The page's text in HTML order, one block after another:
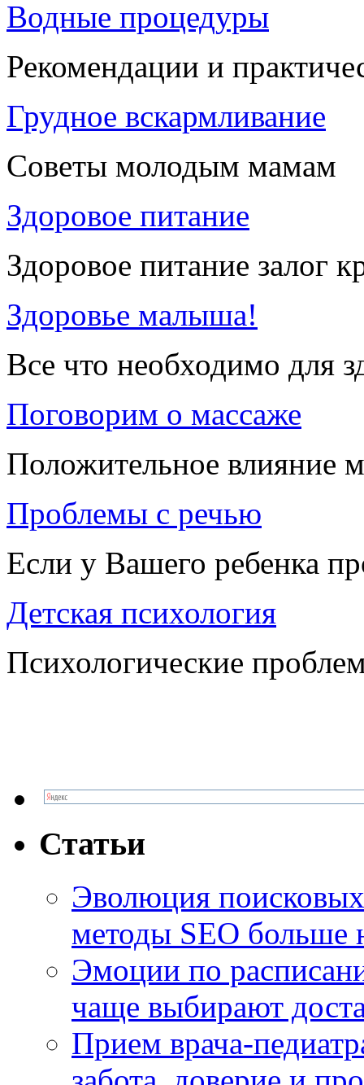
Водные процедуры
Рекомендации и
Грудное вскармливание
Советы молодым мамам
Здоровое питание
Здоровое питание залог
Здоровье малыша!
Все что необходимо для
Поговорим о массаже
Положительное влияние
Проблемы с речью
Если у Вашего ребенка
Детская психология
Психологические
Статьи
Эволюция
методы SEO больше
Эмоции по
чаще выбирают
Прием врача-